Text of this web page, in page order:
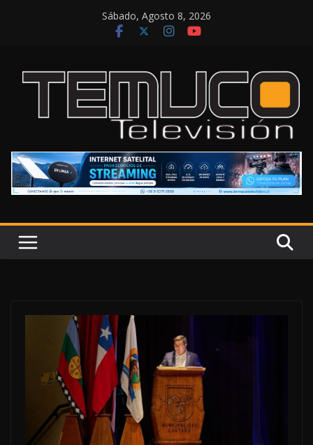
Sábado, Agosto 8, 2026